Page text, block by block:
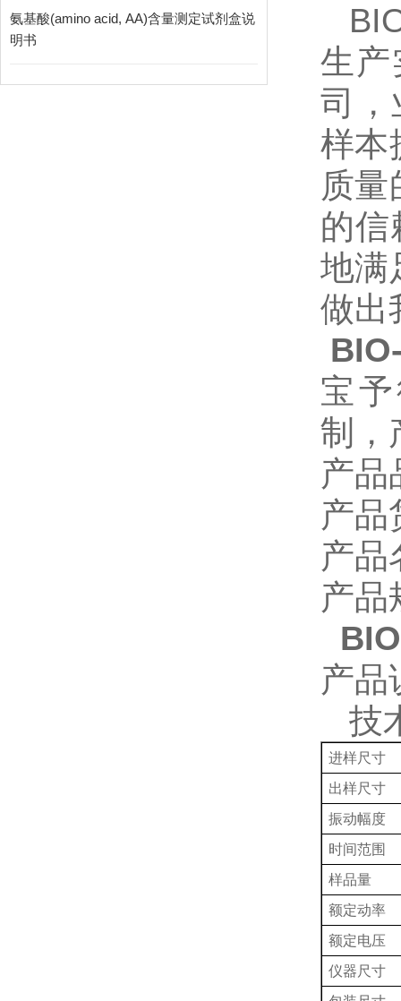
氨基酸(amino acid, AA)含量测定试剂盒说
明书
生产
司，
样本
质
的信
地满
做出
宝
制
，
产品
产品
产品
产品
产品
技
进样尺寸
出样尺寸
振动幅度
时间范围
样品量
额定动率
额定电压
仪器尺寸